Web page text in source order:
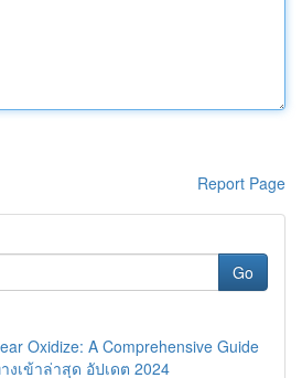
Report Page
Go
Oxidize: A Comprehensive Guide
งเข้าล่าสุด อัปเดต 2024